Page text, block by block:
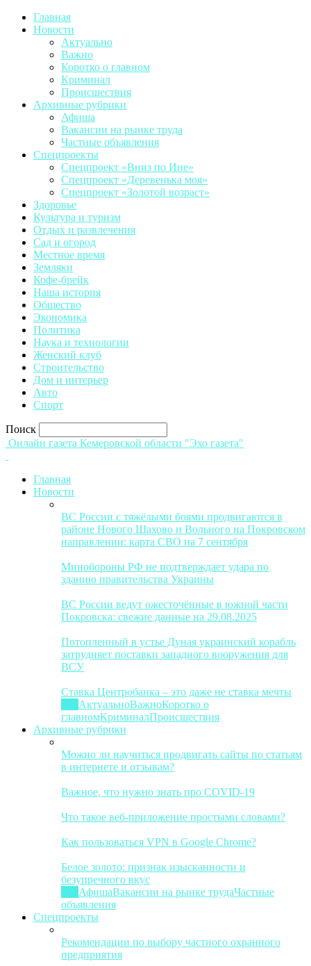
Главная
Новости
Актуально
Важно
Коротко о главном
Криминал
Происшествия
Архивные рубрики
Афиша
Вакансии на рынке труда
Частные объявления
Спецпроекты
Спецпроект «Вниз по Ине»
Спецпроект «Деревенька моя»
Спецпроект «Золотой возраст»
Здоровье
Культура и туризм
Отдых и развлечения
Сад и огород
Местное время
Земляки
Кофе-брейк
Наша история
Общество
Экономика
Политика
Наука и технологии
Женский клуб
Строительство
Дом и интерьер
Авто
Спорт
Поиск
Онлайн газета Кемеровской области "Эхо газета"
Главная
Новости
ВС России с тяжёлыми боями продвигаются в
районе Нового Шахово и Вольного на Покровском
направлении: карта СВО на 7 сентября
Минобороны РФ не подтверждает удара по
зданию правительства Украины
ВС России ведут ожесточённые в южной части
Покровска: свежие данные на 29.08.2025
Потопленный в устье Дуная украинский корабль
затрудняет поставки западного вооружения для
ВСУ
Ставка Центробанка – это даже не ставка мечты
АктуальноВажноКоротко о
главномКриминалПроисшествия
Архивные рубрики
Можно ли научиться продвигать сайты по статьям
в интернете и отзывам?
Важное, что нужно знать про COVID-19
Что такое веб-приложение простыми словами?
Как пользоваться VPN в Google Chrome?
Белое золото: признак изысканности и
безупречного вкус
АфишаВакансии на рынке трудаЧастные
объявления
Спецпроекты
Рекомендации по выбору частного охранного
предприятия